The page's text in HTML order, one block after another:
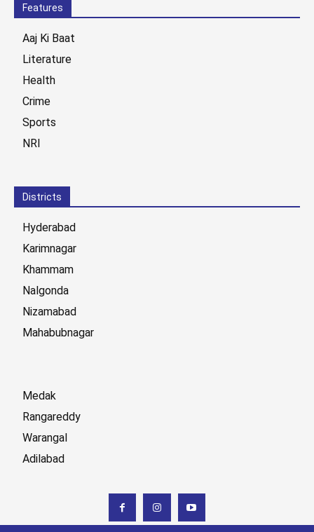
Features
Aaj Ki Baat
Literature
Health
Crime
Sports
NRI
Districts
Hyderabad
Karimnagar
Khammam
Nalgonda
Nizamabad
Mahabubnagar
Medak
Rangareddy
Warangal
Adilabad